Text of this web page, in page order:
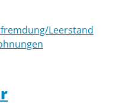
Leerstand